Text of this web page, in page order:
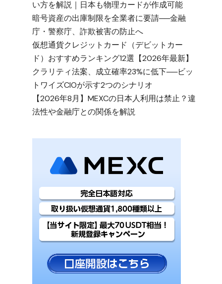
い方を解説｜日本も物理カードが作成可能
暗号資産の出庫制限を全業者に要請──金融
庁・警察庁、詐欺被害の防止へ
仮想通貨クレジットカード（デビットカー
ド）おすすめランキング12選【2026年最新】
クラリティ法案、成立確率23%に低下──ビッ
トワイズCIOが示す2つのシナリオ
【2026年8月】MEXCの日本人利用は禁止？違
法性や金融庁との関係を解説